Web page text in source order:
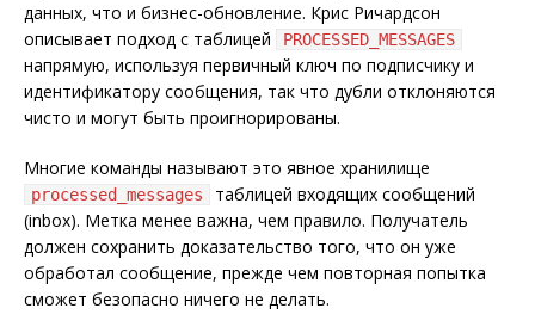
данных, что и бизнес-обновление. Крис Ричардсон
описывает подход с таблицей
PROCESSED_MESSAGES
напрямую, используя первичный ключ по подписчику и
идентификатору сообщения, так что дубли отклоняются
чисто и могут быть проигнорированы.
Многие команды называют это явное хранилище
processed_messages
таблицей входящих сообщений
(inbox). Метка менее важна, чем правило. Получатель
должен сохранить доказательство того, что он уже
обработал сообщение, прежде чем повторная попытка
сможет безопасно ничего не делать.